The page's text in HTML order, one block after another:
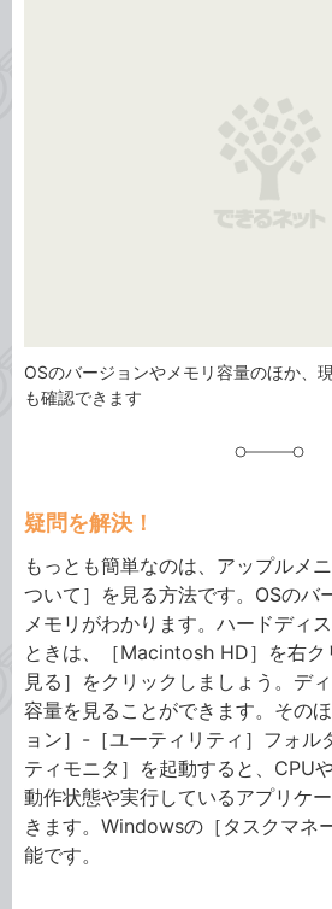
OSのバージョンやメモリ容量のほか、
も確認できます
疑問を解決！
もっとも簡単なのは、アップルメ
ついて］を見る方法です。OSのバ
メモリがわかります。ハードディ
ときは、［Macintosh HD］を右ク
見る］をクリックしましょう。デ
容量を見ることができます。その
ョン］-［ユーティリティ］フォル
ティモニタ］を起動すると、CPU
動作状態や実行しているアプリケ
きます。Windowsの［タスクマネ
能です。